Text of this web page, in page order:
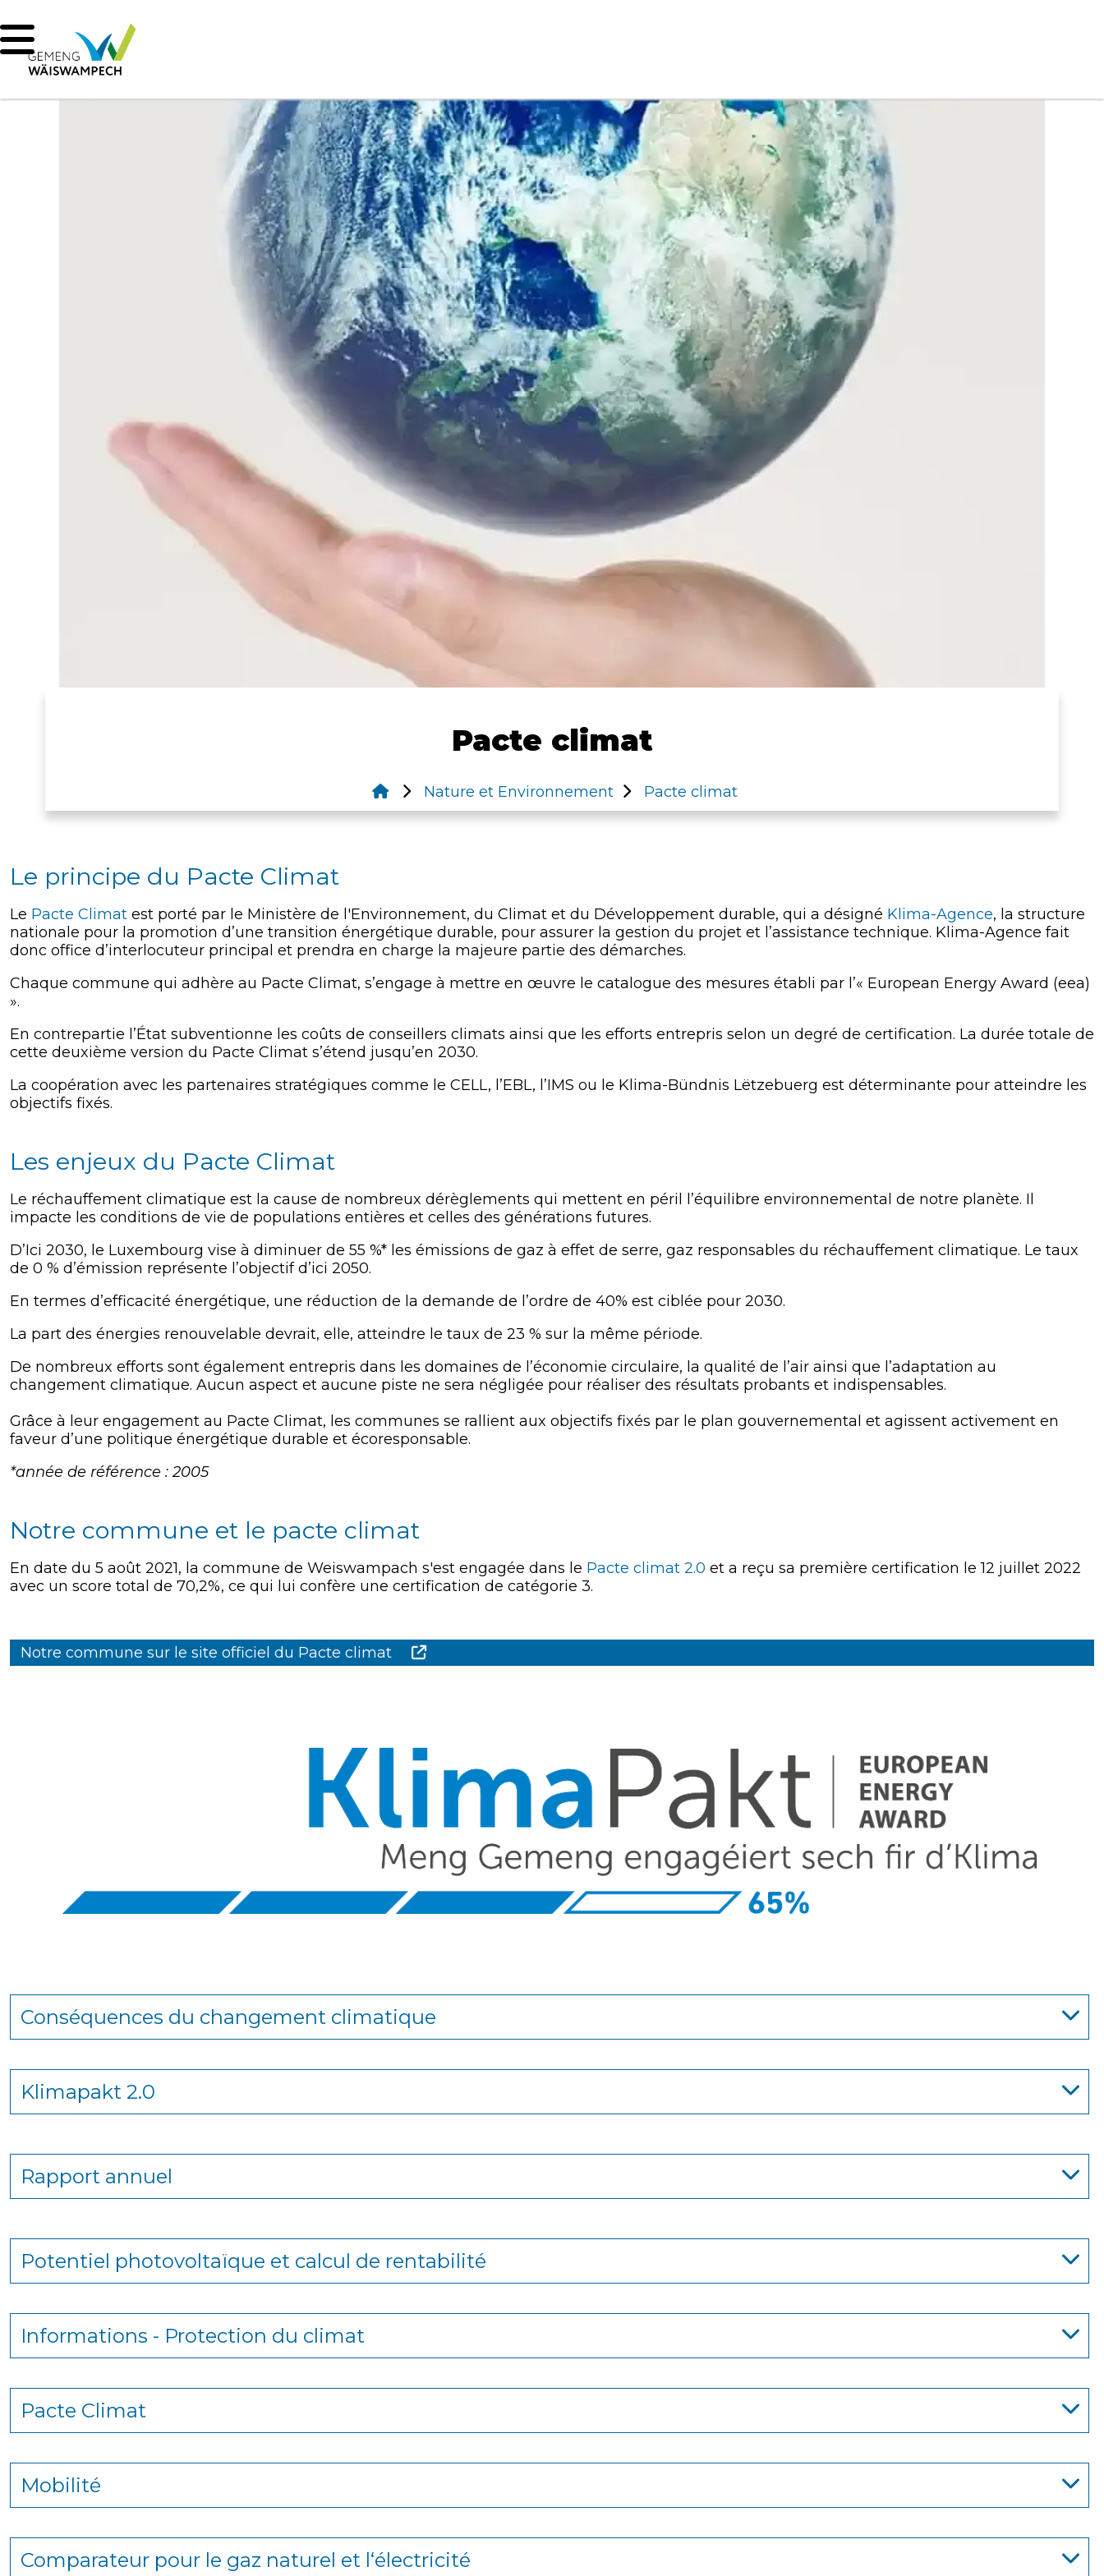
Pacte climat
Pacte climat
Nature et Environnement
Le principe du Pacte Climat
Le Pacte Climat est porté par le Ministère de l'Environnement, du Climat et du Développement durable, qui a désigné Klima-Agence, la structure
nationale pour la promotion d’une transition énergétique durable, pour assurer la gestion du projet et l’assistance technique. Klima-Agence fait
donc office d’interlocuteur principal et prendra en charge la majeure partie des démarches.
Chaque commune qui adhère au Pacte Climat, s’engage à mettre en œuvre le catalogue des mesures établi par l’« European Energy Award (eea)
».
En contrepartie l’État subventionne les coûts de conseillers climats ainsi que les efforts entrepris selon un degré de certification. La durée totale de
cette deuxième version du Pacte Climat s’étend jusqu’en 2030.
La coopération avec les partenaires stratégiques comme le CELL, l’EBL, l’IMS ou le Klima-Bündnis Lëtzebuerg est déterminante pour atteindre les
objectifs fixés.
Les enjeux du Pacte Climat
Le réchauffement climatique est la cause de nombreux dérèglements qui mettent en péril l’équilibre environnemental de notre planète. Il
impacte les conditions de vie de populations entières et celles des générations futures.
D’Ici 2030, le Luxembourg vise à diminuer de 55 %* les émissions de gaz à effet de serre, gaz responsables du réchauffement climatique. Le taux
de 0 % d’émission représente l’objectif d’ici 2050.
En termes d’efficacité énergétique, une réduction de la demande de l’ordre de 40% est ciblée pour 2030.
La part des énergies renouvelable devrait, elle, atteindre le taux de 23 % sur la même période.
De nombreux efforts sont également entrepris dans les domaines de l’économie circulaire, la qualité de l’air ainsi que l’adaptation au
changement climatique. Aucun aspect et aucune piste ne sera négligée pour réaliser des résultats probants et indispensables.
Grâce à leur engagement au Pacte Climat, les communes se rallient aux objectifs fixés par le plan gouvernemental et agissent activement en
faveur d’une politique énergétique durable et écoresponsable.
*année de référence : 2005
Notre commune et le pacte climat
En date du 5 août 2021, la commune de Weiswampach s'est engagée dans le Pacte climat 2.0 et a reçu sa première certification le 12 juillet 2022
avec un score total de 70,2%, ce qui lui confère une certification de catégorie 3.
Notre commune sur le site officiel du Pacte climat
Conséquences du changement climatique
Klimapakt 2.0
Rapport annuel
Potentiel photovoltaïque et calcul de rentabilité
Informations - Protection du climat
Pacte Climat
Mobilité
Comparateur pour le gaz naturel et l‘électricité